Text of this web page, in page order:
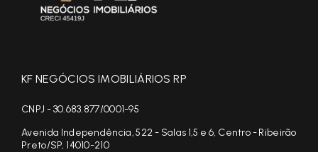
KF NEGÓCIOS IMOBILIÁRIOS RP
CNPJ - 30.683.877/0001-95
Avenida Independência, 522 - Salas 1,5 e 6, Centro - Ribeirão
Preto/SP, 14010-210